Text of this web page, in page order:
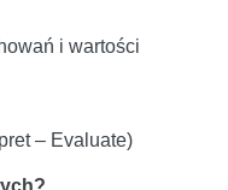
i wartości
– Evaluate)